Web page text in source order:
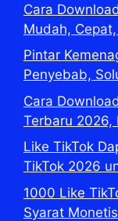
Cara
Mudah,
Pintar
Penyebab,
Cara
Terbaru 2026,
Like TikTok
TikTok 2026
1000 Like
Syarat